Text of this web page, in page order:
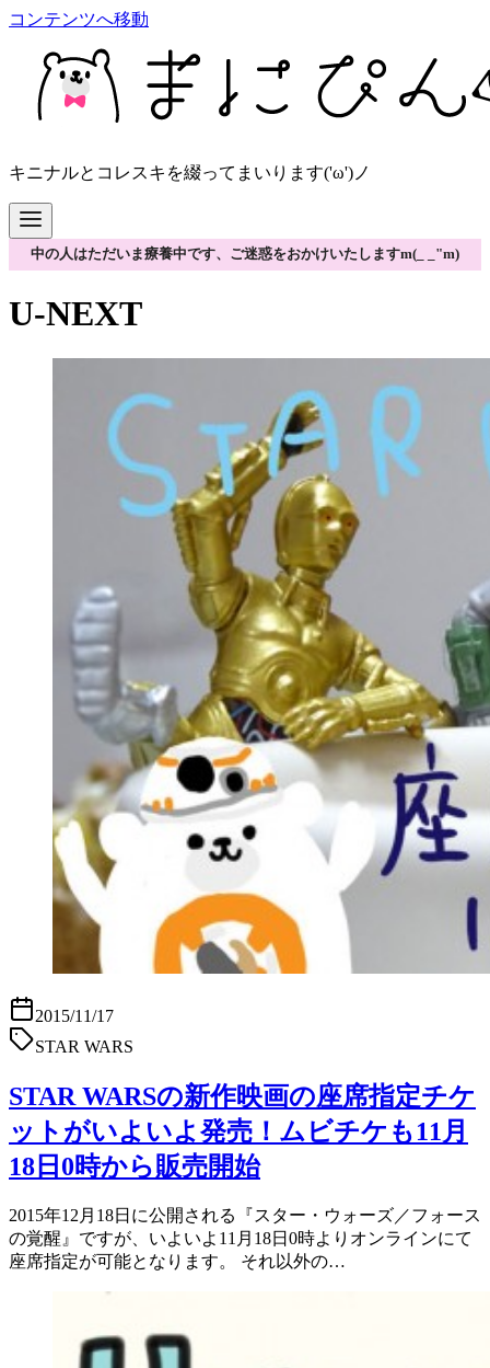
コンテンツへ移動
キニナルとコレスキを綴ってまいります('ω')ノ
中の人はただいま療養中です、ご迷惑をおかけいたしますm(_ _"m)
U-NEXT
2015/11/17
STAR WARS
STAR WARSの新作映画の座席指定チケ
ットがいよいよ発売！ムビチケも11月
18日0時から販売開始
2015年12月18日に公開される『スター・ウォーズ／フォース
の覚醒』ですが、いよいよ11月18日0時よりオンラインにて
座席指定が可能となります。 それ以外の…